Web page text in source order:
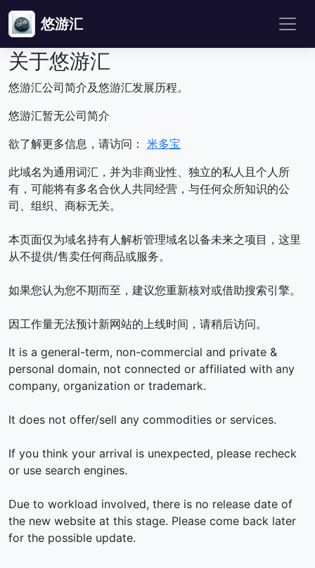
悠游汇
关于悠游汇
悠游汇公司简介及悠游汇发展历程。
悠游汇暂无公司简介
欲了解更多信息，请访问： 米多宝
此域名为通用词汇，并为非商业性、独立的私人且个人所
有，可能将有多名合伙人共同经营，与任何众所知识的公
司、组织、商标无关。
本页面仅为域名持有人解析管理域名以备未来之项目，这里
从不提供/售卖任何商品或服务。
如果您认为您不期而至，建议您重新核对或借助搜索引擎。
因工作量无法预计新网站的上线时间，请稍后访问。
It is a general-term, non-commercial and private &
personal domain, not connected or affiliated with any
company, organization or trademark.
It does not offer/sell any commodities or services.
If you think your arrival is unexpected, please recheck
or use search engines.
Due to workload involved, there is no release date of
the new website at this stage. Please come back later
for the possible update.